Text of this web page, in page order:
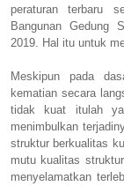
peraturan terbaru
Bangunan Gedung
2019. Hal itu untuk
Meskipun pada
kematian secara
tidak kuat itulah
menimbulkan
struktur berkualitas
mutu kualitas
menyelamatkan